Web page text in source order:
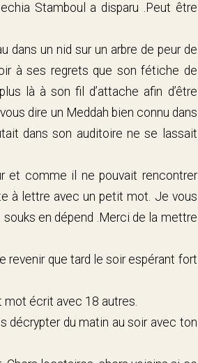
Stamboul a disparu .Peut être
dans un nid sur un arbre de peur de
à ses regrets que son fétiche de
là à son fil d’attache afin d’être
dire un Meddah bien connu dans
dans son auditoire ne se lassait
et comme il ne pouvait rencontrer
à lettre avec un petit mot. Je vous
en dépend .Merci de la mettre
revenir que tard le soir espérant fort
mot écrit avec 18 autres.
décrypter du matin au soir avec ton